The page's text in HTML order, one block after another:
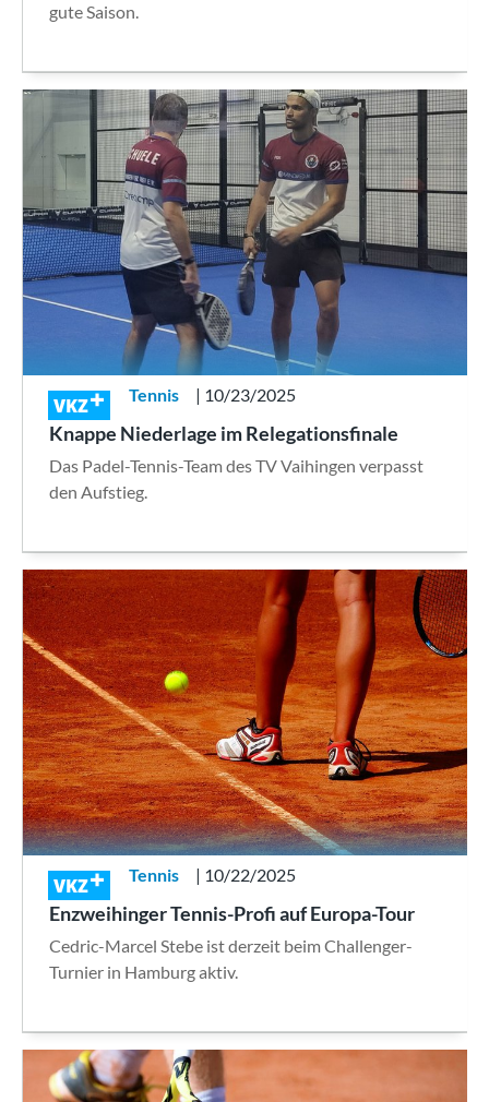
gute Saison.
VKZ Tennis | 10/23/2025
Knappe Niederlage im Relegationsfinale
Das Padel-Tennis-Team des TV Vaihingen verpasst
den Aufstieg.
VKZ Tennis | 10/22/2025
Enzweihinger Tennis-Profi auf Europa-Tour
Cedric-Marcel Stebe ist derzeit beim Challenger-
Turnier in Hamburg aktiv.